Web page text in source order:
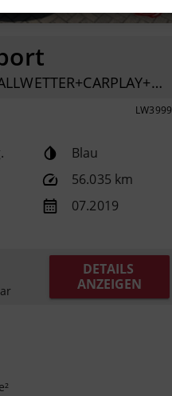
ST-Line+XENON+ALLWETTER+CARPLAY+SHZ+KLIMAAUTO+PDC+
LW3999
Blau
56.035 km
07.2019
DETAILS
ANZEIGEN